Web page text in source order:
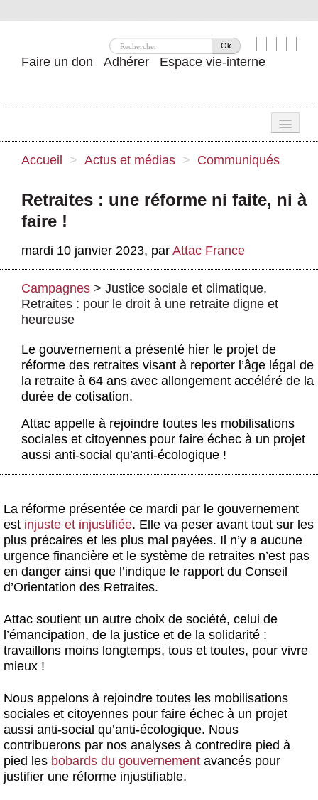
Ok
Faire un don Adhérer Espace vie-interne
Nos idées
Publications
Agenda
Actus et médias
Boutique
Accueil > Actus et médias > Communiqués
Retraites : une réforme ni faite, ni à
faire !
mardi 10 janvier 2023, par Attac France
Campagnes > Justice sociale et climatique,
Retraites : pour le droit à une retraite digne et
heureuse
Le gouvernement a présenté hier le projet de
réforme des retraites visant à reporter l’âge légal de
la retraite à 64 ans avec allongement accéléré de la
durée de cotisation.
Attac appelle à rejoindre toutes les mobilisations
sociales et citoyennes pour faire échec à un projet
aussi anti-social qu’anti-écologique !
La réforme présentée ce mardi par le gouvernement
est injuste et injustifiée. Elle va peser avant tout sur les
plus précaires et les plus mal payées. Il n’y a aucune
urgence financière et le système de retraites n’est pas
en danger ainsi que l’indique le rapport du Conseil
d’Orientation des Retraites.
Attac soutient un autre choix de société, celui de
l’émancipation, de la justice et de la solidarité :
travaillons moins longtemps, tous et toutes, pour vivre
mieux !
Nous appelons à rejoindre toutes les mobilisations
sociales et citoyennes pour faire échec à un projet
aussi anti-social qu’anti-écologique. Nous
contribuerons par nos analyses à contredire pied à
pied les bobards du gouvernement avancés pour
justifier une réforme injustifiable.